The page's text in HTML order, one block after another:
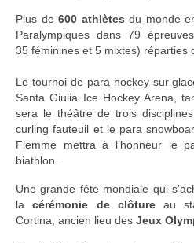
Plus de 600 athlètes du monde
Paralympiques dans 79
35 féminines et 5 mixtes) réparties
Le tournoi de para hockey sur
Santa Giulia Ice Hockey Arena,
sera le théâtre de trois
curling fauteuil et le para
Fiemme mettra à l’honneur le
biathlon.
Une grande fête mondiale qui
la cérémonie de clôture au
Cortina, ancien lieu des Jeux